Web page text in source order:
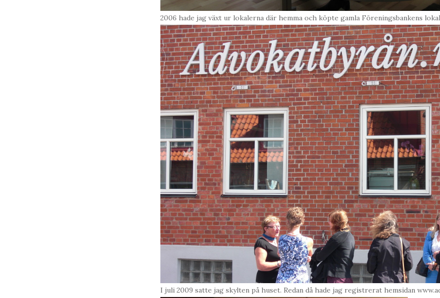
2006 hade jag växt ur lokalerna där hemma och köpte gamla Föreningsbankens
I juli 2009 satte jag skylten på huset. Redan då hade jag registrerat hemsidan